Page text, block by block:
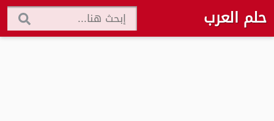
حلم العرب